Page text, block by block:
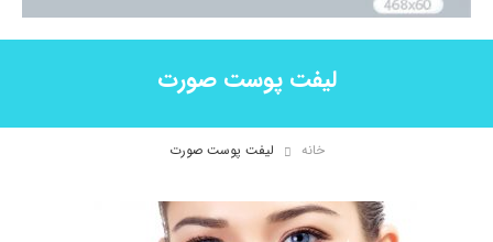
لیفت پوست صورت
خانه لیفت پوست صورت